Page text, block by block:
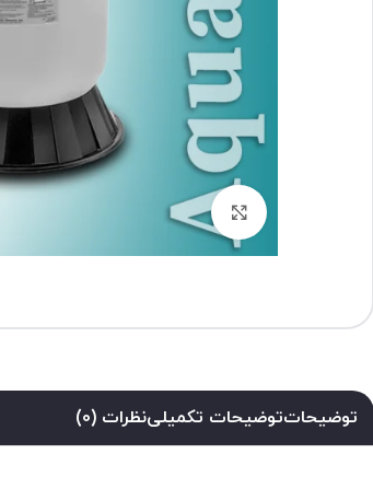
برای بزرگنمایی کلیک کنید
توضیحاتتوضیحات تکمیلینظرات (0)